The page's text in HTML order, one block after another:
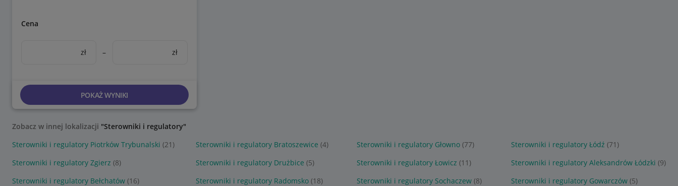
Cena
zł – zł
POKAŻ WYNIKI
Zobacz w innej lokalizacji "Sterowniki i regulatory"
Sterowniki i regulatory Piotrków Trybunalski (21) Sterowniki i regulatory Bratoszewice (4) Sterowniki i regulatory Głowno (77) Sterowniki i regulatory Łódź (71)
Sterowniki i regulatory Zgierz (8) Sterowniki i regulatory Drużbice (5) Sterowniki i regulatory Łowicz (11) Sterowniki i regulatory Aleksandrów Łódzki (9)
Sterowniki i regulatory Bełchatów (16) Sterowniki i regulatory Radomsko (18) Sterowniki i regulatory Sochaczew (8) Sterowniki i regulatory Gowarczów (5)